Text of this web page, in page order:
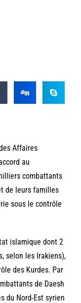
Affaires
au
combattants
de leurs familles
sous le contrôle
islamique dont 2
selon les Irakiens),
des Kurdes. Par
de Daesh
du Nord-Est syrien